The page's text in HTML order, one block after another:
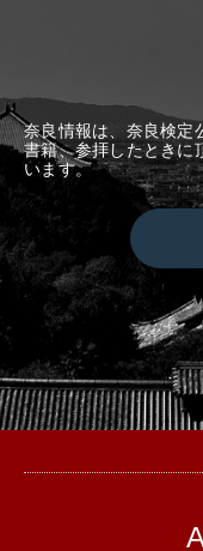
奈良情報は、奈良検定
書籍、参拝したときに
います。